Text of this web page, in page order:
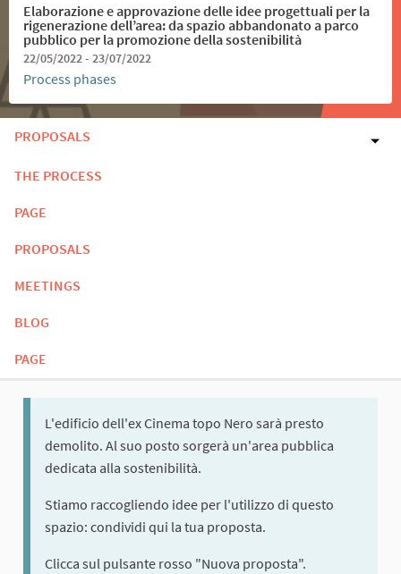
Elaborazione e approvazione delle idee progettuali per la
rigenerazione dell’area: da spazio abbandonato a parco
pubblico per la promozione della sostenibilità
22/05/2022 - 23/07/2022
Process phases
PROPOSALS
THE PROCESS
PAGE
PROPOSALS
MEETINGS
BLOG
PAGE
L'edificio dell'ex Cinema topo Nero sarà presto
demolito. Al suo posto sorgerà un'area pubblica
dedicata alla sostenibilità.
Stiamo raccogliendo idee per l'utilizzo di questo
spazio: condividi qui la tua proposta.
Clicca sul pulsante rosso "Nuova proposta".